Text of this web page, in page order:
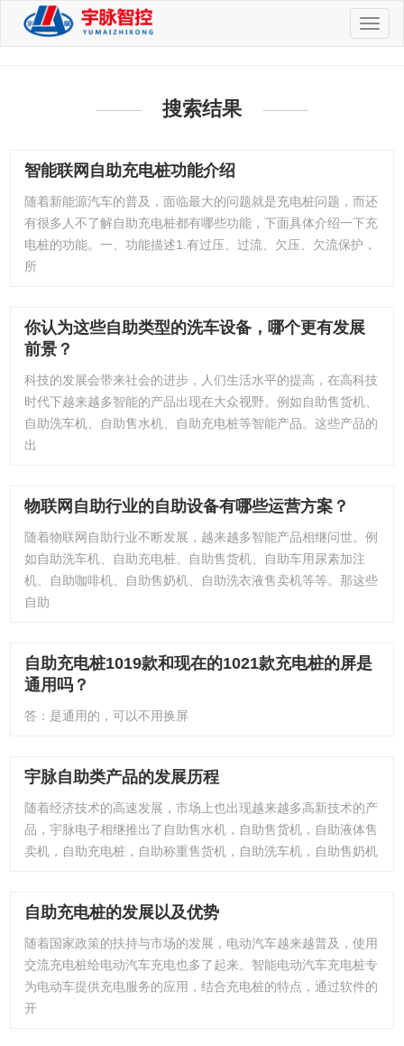
切
换
搜索结果
智能联网自助充电桩功能介绍
随着新能源汽车的普及，面临最大的问题就是充电桩问题，而还
有很多人不了解自助充电桩都有哪些功能，下面具体介绍一下充
电桩的功能。一、功能描述1.有过压、过流、欠压、欠流保护，
所
你认为这些自助类型的洗车设备，哪个更有发展
前景？
科技的发展会带来社会的进步，人们生活水平的提高，在高科技
时代下越来越多智能的产品出现在大众视野。例如自助售货机、
自助洗车机、自助售水机、自助充电桩等智能产品。这些产品的
出
物联网自助行业的自助设备有哪些运营方案？
随着物联网自助行业不断发展，越来越多智能产品相继问世。例
如自助洗车机、自助充电桩、自助售货机、自助车用尿素加注
机、自助咖啡机、自助售奶机、自助洗衣液售卖机等等。那这些
自助
自助充电桩1019款和现在的1021款充电桩的屏是
通用吗？
答：是通用的，可以不用换屏
宇脉自助类产品的发展历程
随着经济技术的高速发展，市场上也出现越来越多高新技术的产
品，宇脉电子相继推出了自助售水机，自助售货机，自助液体售
卖机，自助充电桩，自助称重售货机，自助洗车机，自助售奶机
自助充电桩的发展以及优势
随着国家政策的扶持与市场的发展，电动汽车越来越普及，使用
交流充电桩给电动汽车充电也多了起来。智能电动汽车充电桩专
为电动车提供充电服务的应用，结合充电桩的特点，通过软件的
开